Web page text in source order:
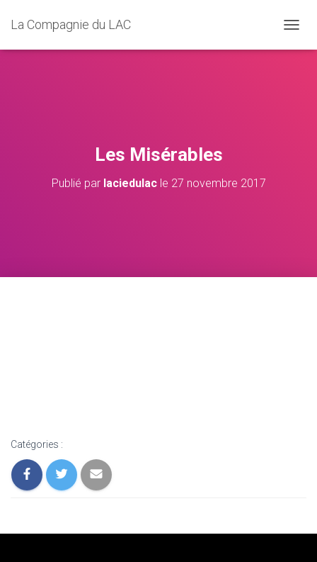
La Compagnie du LAC
É
N
Les Misérables
Publié par laciedulacle 27 novembre 2017
Catégories :